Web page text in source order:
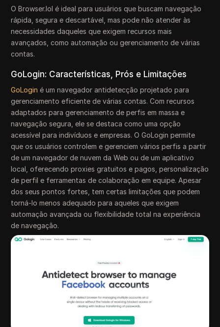
O Browser.lol é ideal para usuários que buscam navegação
rápida, segura e descartável, mas pode não atender às
necessidades daqueles que exigem recursos mais
avançados, como automação ou gerenciamento de várias
contas.
GoLogin: Características, Prós e Limitações
GoLogin é um navegador antidetecção projetado para
gerenciamento eficiente de várias contas. Com recursos
adaptados para gerenciamento de perfis em massa e
navegação segura, ele se destaca como uma opção
acessível para indivíduos e empresas. O GoLogin permite
que os usuários controlem e gerenciem vários perfis a partir
de um navegador de nuvem da Web ou de um aplicativo
local, oferecendo proxies gratuitos e pagos, personalização
de perfil e ferramentas de colaboração em equipe. Apesar
dos seus pontos fortes, tem certas limitações que podem
torná-lo menos adequado para aqueles que exigem
automação avançada ou flexibilidade total na experiência
de navegação.